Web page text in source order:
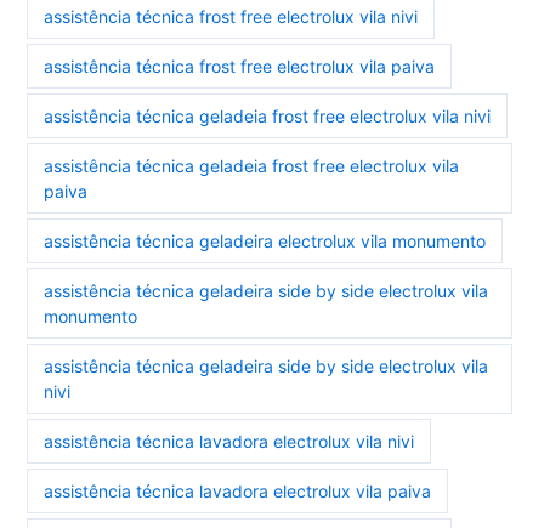
assistência técnica frost free electrolux vila nivi
assistência técnica frost free electrolux vila paiva
assistência técnica geladeia frost free electrolux vila nivi
assistência técnica geladeia frost free electrolux vila
paiva
assistência técnica geladeira electrolux vila monumento
assistência técnica geladeira side by side electrolux vila
monumento
assistência técnica geladeira side by side electrolux vila
nivi
assistência técnica lavadora electrolux vila nivi
assistência técnica lavadora electrolux vila paiva